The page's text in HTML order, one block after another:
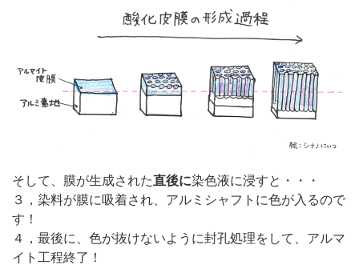
そして、膜が生成された直後に染色液に浸すと・・・
３，染料が膜に吸着され、アルミシャフトに色が入るので
す！
４，最後に、色が抜けないように封孔処理をして、アルマ
イト工程終了！